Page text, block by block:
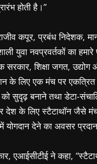
होती है।”
कपूर, प्रबंध निदेशक,
युवा नवप्रवर्तकों का
शिक्षा जगत,
के लिए एक मंच पर
सुदृढ़ बनाने तथा डेटा-
के लिए स्टैटाथॉन जैसे मंच
योगदान देने का अवसर
एआईसीटीई ने कहा,